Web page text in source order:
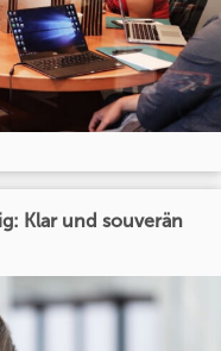
Klar und souverän